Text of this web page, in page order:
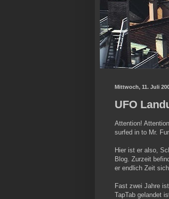
Mittwoch, 11. Juli
UFO
Attention!
surfed in to Mr.
Hier ist er also,
Blog. Zurzeit
er endlich Zeit
Fast zwei Jahre
TapTab gelandet